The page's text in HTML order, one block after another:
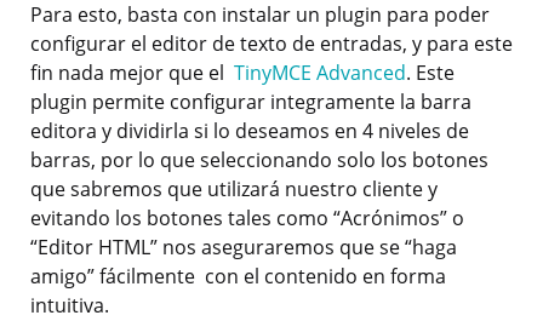
Para esto, basta con instalar un plugin para poder
configurar el editor de texto de entradas, y para este
fin nada mejor que el TinyMCE Advanced. Este
plugin permite configurar integramente la barra
editora y dividirla si lo deseamos en 4 niveles de
barras, por lo que seleccionando solo los botones
que sabremos que utilizará nuestro cliente y
evitando los botones tales como “Acrónimos” o
“Editor HTML” nos aseguraremos que se “haga
amigo” fácilmente con el contenido en forma
intuitiva.